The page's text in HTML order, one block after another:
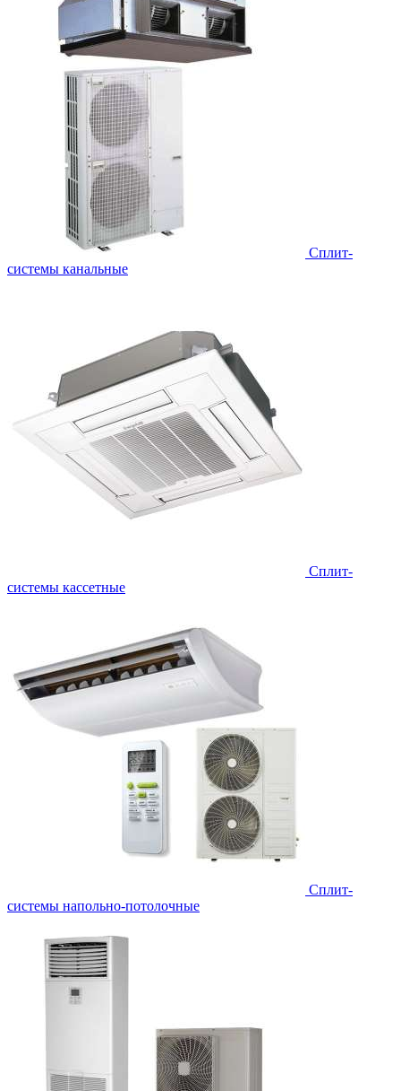
Сплит-
системы канальные
Сплит-
системы кассетные
Сплит-
системы напольно-потолочные